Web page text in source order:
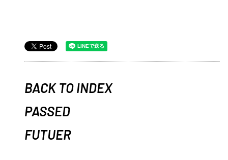
BACK TO INDEX
PASSED
FUTUER